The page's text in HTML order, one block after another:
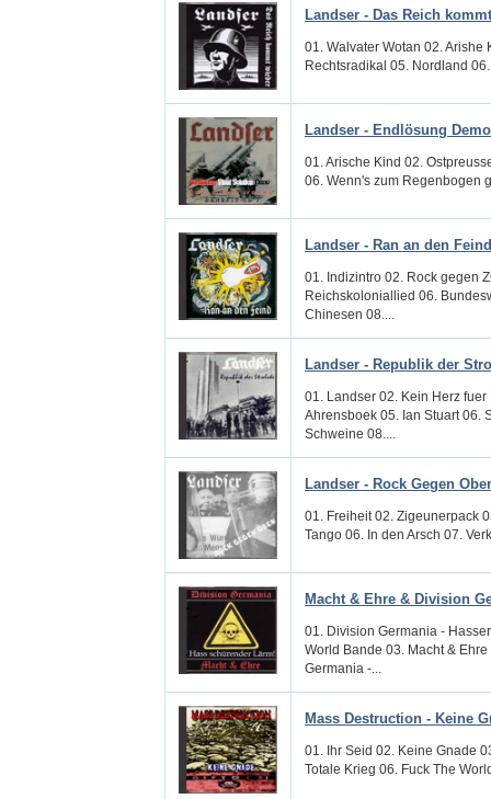
Landser - Das Reich
01. Walvater Wotan 02.
Rechtsradikal 05. Nordland
Landser - Endlösung Demo
01. Arische Kind 02.
06. Wenn's zum Regenbogen
Landser - Ran an den Feind
01. Indizintro 02. Rock gegen
Reichskoloniallied 06.
Chinesen 08....
Landser - Republik der
01. Landser 02. Kein Herz
Ahrensboek 05. Ian Stuart 06.
Schweine 08....
Landser - Rock Gegen
01. Freiheit 02. Zigeunerpack
Tango 06. In den Arsch 07.
Macht & Ehre & Division
01. Division Germania -
World Bande 03. Macht &
Germania -...
Mass Destruction - Keine
01. Ihr Seid 02. Keine Gnade
Totale Krieg 06. Fuck The